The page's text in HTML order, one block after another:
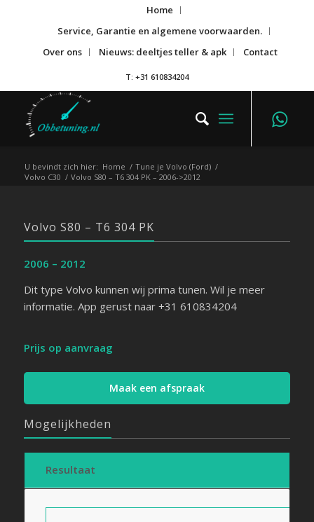
Home
Service, Garantie en algemene voorwaarden.
Over ons
Nieuws: deeltjes teller & apk Contact
T: +31 610834204
U bevindt zich hier: Home / Tune je Volvo (Ford) /
Volvo C30 / Volvo S80 – T6 304 PK – 2006->2012
Volvo S80 – T6 304 PK
2006 – 2012
Dit type Volvo kunnen wij prima tunen. Wil je meer
informatie. App gerust naar +31 610834204
Prijs op aanvraag
Maak een afspraak
Mogelijkheden
Resultaat